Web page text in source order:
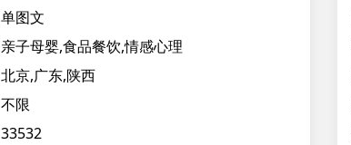
单图文
亲子母婴,食品餐饮,情感心理
北京,广东,陕西
不限
33532